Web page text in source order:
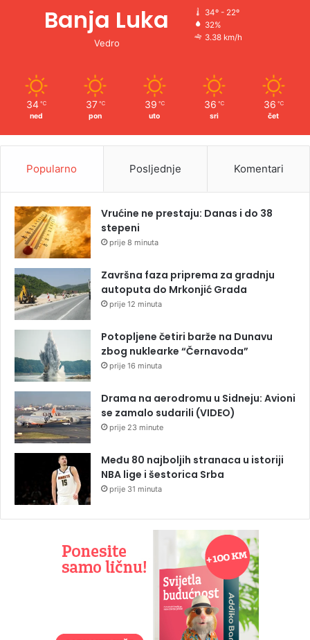
Banja Luka
Vedro
34º - 22º
32%
3.38 km/h
34 ℃
ned
37 ℃
pon
39 ℃
uto
36 ℃
sri
36 ℃
čet
Popularno Posljednje Komentari
Vrućine ne prestaju: Danas i do 38
stepeni
prije 8 minuta
Završna faza priprema za gradnju
autoputa do Mrkonjić Grada
prije 12 minuta
Potopljene četiri barže na Dunavu
zbog nuklearke “Černavoda”
prije 16 minuta
Drama na aerodromu u Sidneju: Avioni
se zamalo sudarili (VIDEO)
prije 23 minute
Među 80 najboljih stranaca u istoriji
NBA lige i šestorica Srba
prije 31 minuta